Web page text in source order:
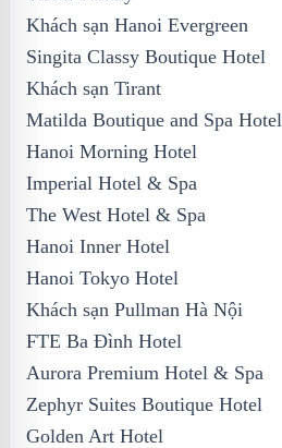
Khách sạn Hanoi Evergreen
Singita Classy Boutique Hotel
Khách sạn Tirant
Matilda Boutique and Spa Hotel
Hanoi Morning Hotel
Imperial Hotel & Spa
The West Hotel & Spa
Hanoi Inner Hotel
Hanoi Tokyo Hotel
Khách sạn Pullman Hà Nội
FTE Ba Đình Hotel
Aurora Premium Hotel & Spa
Zephyr Suites Boutique Hotel
Golden Art Hotel